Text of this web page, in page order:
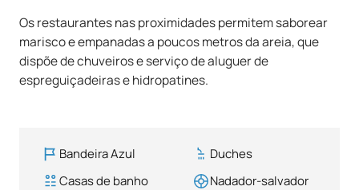
Os restaurantes nas proximidades permitem saborear
marisco e empanadas a poucos metros da areia, que
dispõe de chuveiros e serviço de aluguer de
espreguiçadeiras e hidropatines.
Bandeira Azul
Duches
Casas de banho
Nadador-salvador